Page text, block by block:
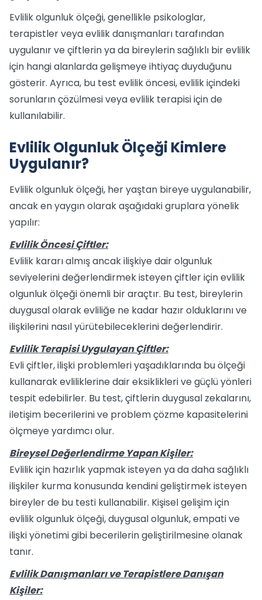
Evlilik olgunluk ölçeği, genellikle psikologlar,
terapistler veya evlilik danışmanları tarafından
uygulanır ve çiftlerin ya da bireylerin sağlıklı bir evlilik
için hangi alanlarda gelişmeye ihtiyaç duyduğunu
gösterir. Ayrıca, bu test evlilik öncesi, evlilik içindeki
sorunların çözülmesi veya evlilik terapisi için de
kullanılabilir.
Evlilik Olgunluk Ölçeği Kimlere
Uygulanır?
Evlilik olgunluk ölçeği, her yaştan bireye uygulanabilir,
ancak en yaygın olarak aşağıdaki gruplara yönelik
yapılır:
Evlilik Öncesi Çiftler:
Evlilik kararı almış ancak ilişkiye dair olgunluk
seviyelerini değerlendirmek isteyen çiftler için evlilik
olgunluk ölçeği önemli bir araçtır. Bu test, bireylerin
duygusal olarak evliliğe ne kadar hazır olduklarını ve
ilişkilerini nasıl yürütebileceklerini değerlendirir.
Evlilik Terapisi Uygulayan Çiftler:
Evli çiftler, ilişki problemleri yaşadıklarında bu ölçeği
kullanarak evliliklerine dair eksiklikleri ve güçlü yönleri
tespit edebilirler. Bu test, çiftlerin duygusal zekalarını,
iletişim becerilerini ve problem çözme kapasitelerini
ölçmeye yardımcı olur.
Bireysel Değerlendirme Yapan Kişiler:
Evlilik için hazırlık yapmak isteyen ya da daha sağlıklı
ilişkiler kurma konusunda kendini geliştirmek isteyen
bireyler de bu testi kullanabilir. Kişisel gelişim için
evlilik olgunluk ölçeği, duygusal olgunluk, empati ve
ilişki yönetimi gibi becerilerin geliştirilmesine olanak
tanır.
Evlilik Danışmanları ve Terapistlere Danışan
Kişiler: